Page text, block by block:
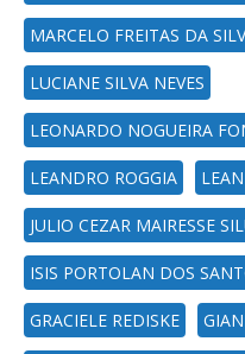
MARCELO FREITAS DA
LUCIANE SILVA NEVES
LEONARDO NOGUEIRA
LEANDRO ROGGIA
JULIO CEZAR MAIRESSE
ISIS PORTOLAN DOS
GRACIELE REDISKE